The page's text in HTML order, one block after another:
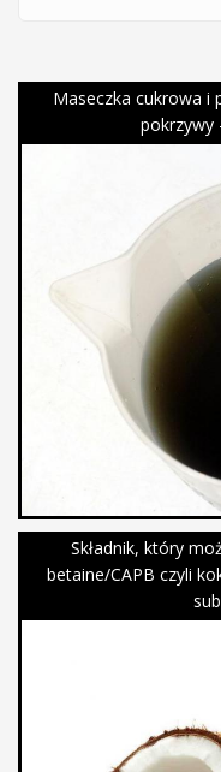
Maseczka cukrowa i
pokrzywy
Składnik, który
betaine/CAPB czyli